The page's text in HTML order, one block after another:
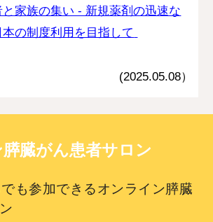
家族の集い - 新規薬剤の迅速な
の制度利用を目指して
(2025.05.08）
臓がん患者サロン
も参加できるオンライン膵臓